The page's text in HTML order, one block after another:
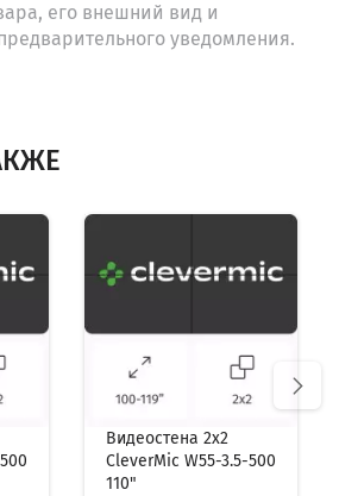
его внешний вид и
уведомления.
Видеостена 2x2
CleverMic W55-3.5-500
110"